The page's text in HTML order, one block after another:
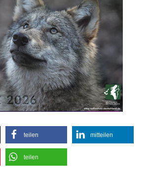
teilen mitteilen
teilen